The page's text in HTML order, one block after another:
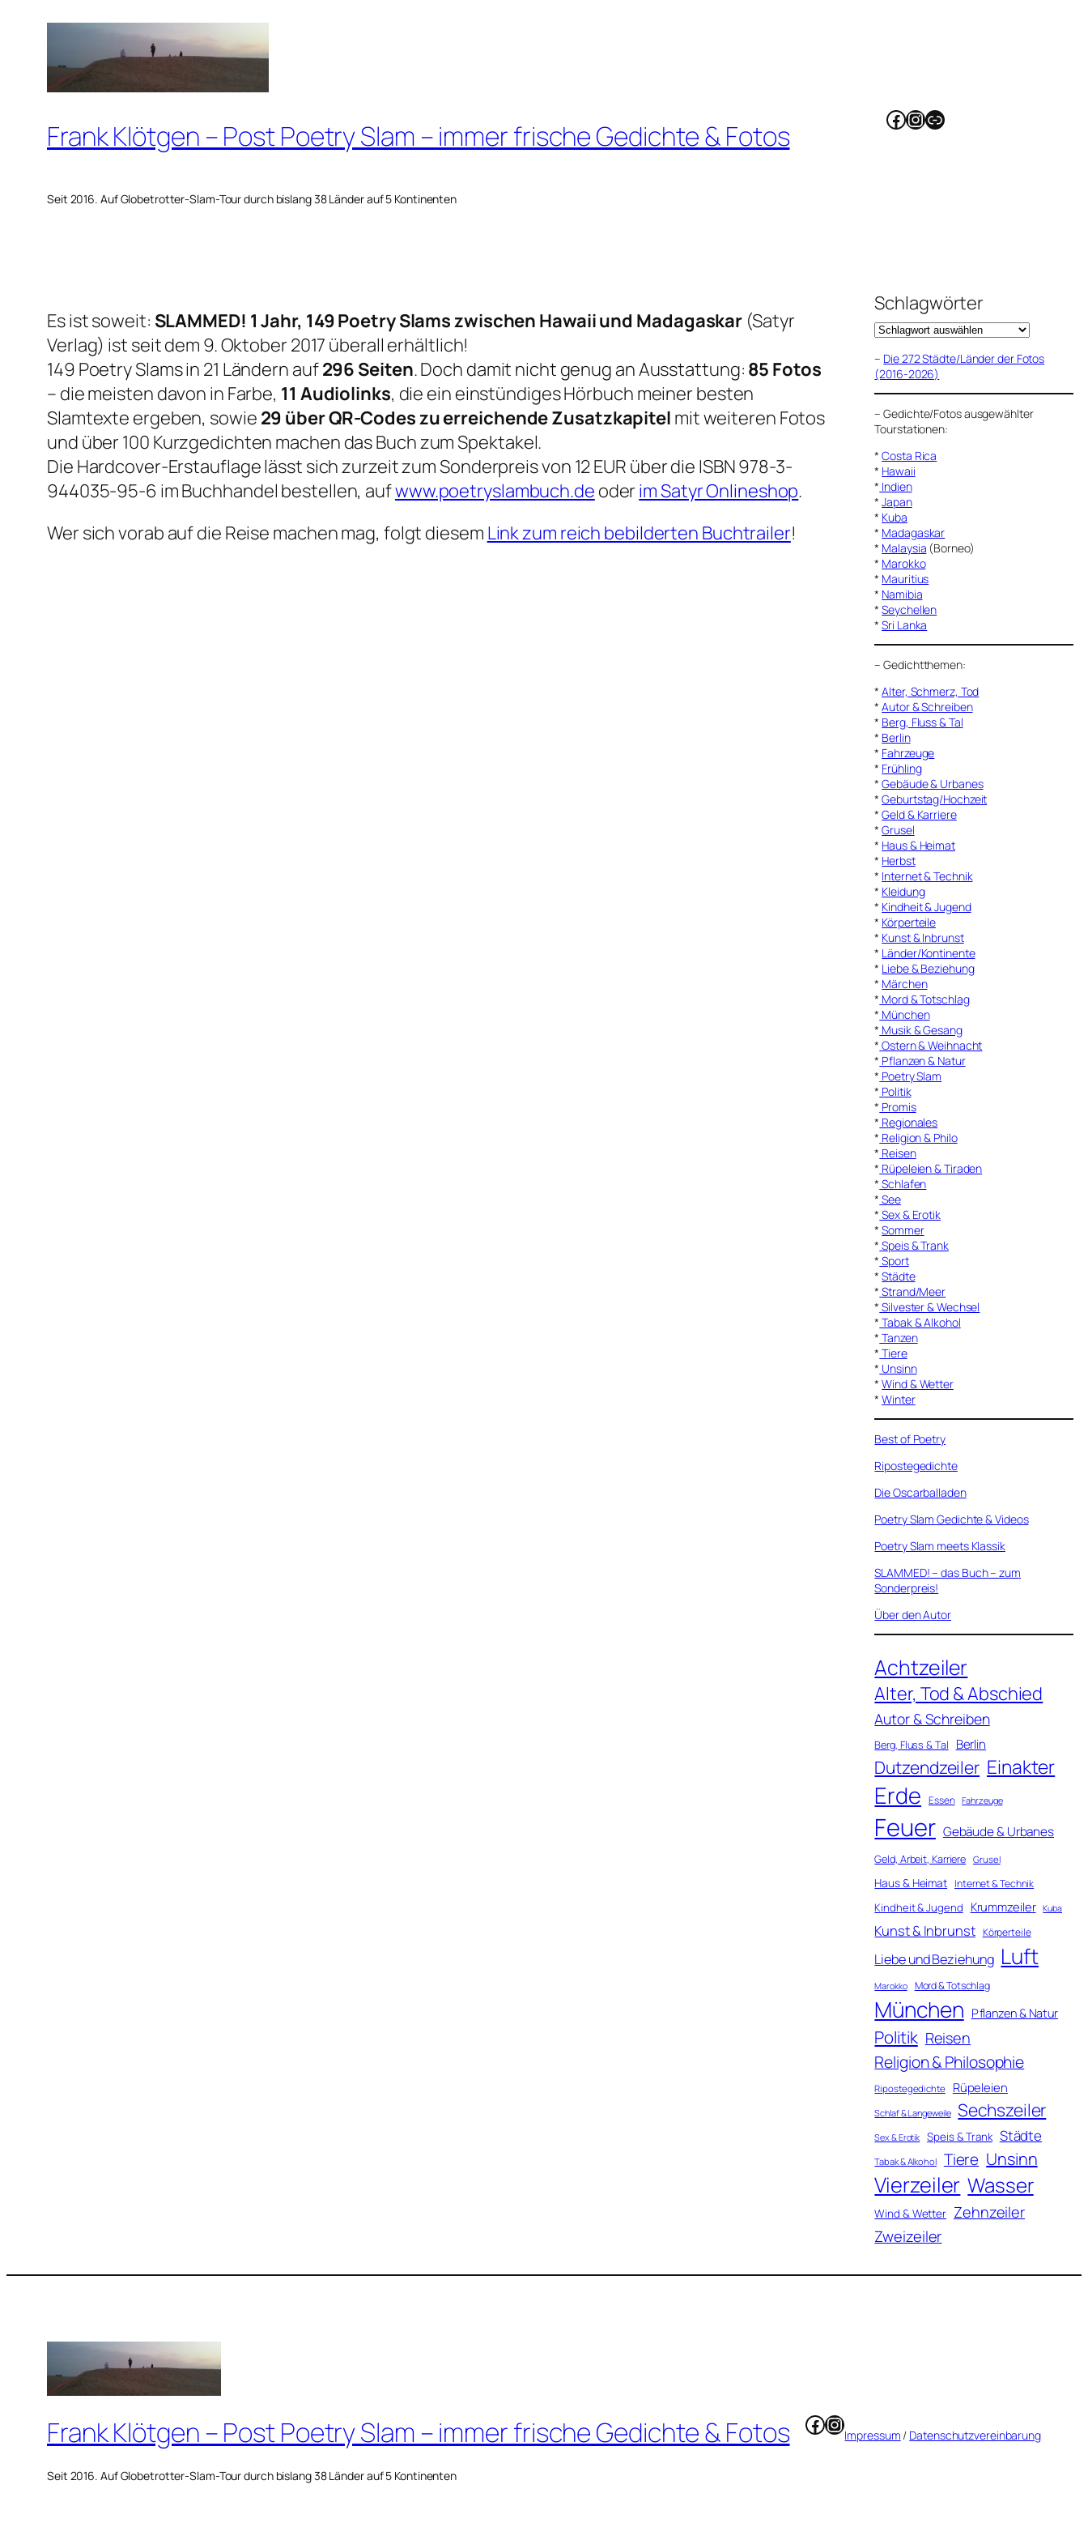
springen
Frank Klötgen – Post Poetry Slam – immer frische Gedichte & Fotos
Seit 2016. Auf Globetrotter-Slam-Tour durch bislang 38 Länder auf 5 Kontinenten
Facebook
Instagram
Link
Es ist soweit: SLAMMED! 1 Jahr, 149 Poetry Slams zwischen Hawaii und Madagaskar (Satyr
Verlag) ist seit dem 9. Oktober 2017 überall erhältlich!
149 Poetry Slams in 21 Ländern auf296 Seiten. Doch damit nicht genug an Ausstattung: 85 Fotos
– die meisten davon in Farbe, 11 Audiolinks, die ein einstündiges Hörbuch meiner besten
Slamtexte ergeben, sowie 29 über QR-Codes zu erreichende Zusatzkapitel mit weiteren Fotos
und über 100 Kurzgedichten machen das Buch zum Spektakel.
Die Hardcover-Erstauflage lässt sich zurzeit zum Sonderpreis von 12 EUR über die ISBN 978-3-
944035-95-6 im Buchhandel bestellen, aufwww.poetryslambuch.de oder im Satyr Onlineshop.
Wer sich vorab auf die Reise machen mag, folgt diesem Link zum reich bebilderten Buchtrailer!
Schlagwörter
– Die 272 Städte/Länder der Fotos
(2016-2026)
–Gedichte/Fotos ausgewählter
Tourstationen:
*Costa Rica
* Hawaii
* Indien
*Japan
* Kuba
* Madagaskar
* Malaysia (Borneo)
* Marokko
* Mauritius
* Namibia
*Seychellen
*Sri Lanka
–Gedichtthemen:
*Alter, Schmerz, Tod
*Autor & Schreiben
* Berg, Fluss & Tal
* Berlin
* Fahrzeuge
* Frühling
*Gebäude & Urbanes
*Geburtstag/Hochzeit
*Geld & Karriere
*Grusel
* Haus & Heimat
* Herbst
* Internet & Technik
* Kleidung
* Kindheit & Jugend
* Körperteile
* Kunst & Inbrunst
* Länder/Kontinente
* Liebe & Beziehung
* Märchen
* Mord & Totschlag
* München
* Musik & Gesang
* Ostern & Weihnacht
* Pflanzen & Natur
* Poetry Slam
* Politik
* Promis
* Regionales
* Religion & Philo
* Reisen
* Rüpeleien & Tiraden
* Schlafen
* See
* Sex & Erotik
*Sommer
* Speis & Trank
* Sport
*Städte
* Strand/Meer
* Silvester & Wechsel
* Tabak & Alkohol
* Tanzen
* Tiere
* Unsinn
*Wind & Wetter
*Winter
Best of Poetry
Ripostegedichte
Die Oscarballaden
Poetry Slam Gedichte & Videos
Poetry Slam meets Klassik
SLAMMED! – das Buch – zum
Sonderpreis!
Über den Autor
Achtzeiler
Alter, Tod & Abschied
Autor & Schreiben
Berg, Fluss & Tal Berlin
Dutzendzeiler Einakter
Erde Essen Fahrzeuge
Feuer Gebäude & Urbanes
Geld, Arbeit, Karriere Grusel
Haus & Heimat Internet & Technik
Kindheit & Jugend Krummzeiler Kuba
Kunst & Inbrunst Körperteile
Liebe und Beziehung Luft
Marokko Mord & Totschlag
München Pflanzen & Natur
Politik Reisen
Religion & Philosophie
Ripostegedichte Rüpeleien
Schlaf & Langeweile Sechszeiler
Sex & Erotik Speis & Trank Städte
Tabak & Alkohol Tiere Unsinn
Vierzeiler Wasser
Wind & Wetter Zehnzeiler
Zweizeiler
Frank Klötgen – Post Poetry Slam – immer frische Gedichte & Fotos
Seit 2016. Auf Globetrotter-Slam-Tour durch bislang 38 Länder auf 5 Kontinenten
Facebook
Instagram
Impressum / Datenschutzvereinbarung